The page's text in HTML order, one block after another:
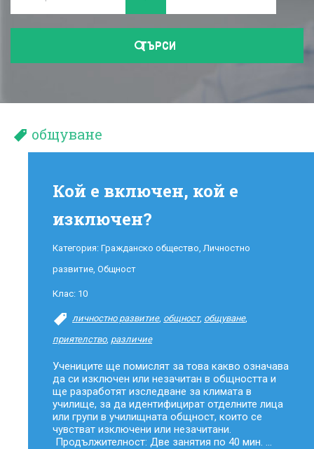
ТЪРСИ
общуване
Кой е включен, кой е
изключен?
Категория: Гражданско общество,Личностно
развитие, Общност
Клас: 10
личностно развитие, общност, общуване,
приятелство, различие
Учениците ще помислят за това какво означава
да си изключен или незачитан в общността и
ще разработят изследване за климата в
училище, за да идентифицират отделните лица
или групи в училищната общност, които се
чувстват изключени или незачитани.
Продължителност: Две занятия по 40 мин. ...